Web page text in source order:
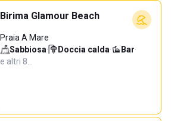
Birima Glamour Beach
Praia A Mare
Sabbiosa· Doccia calda· Bar·
e altri 8…